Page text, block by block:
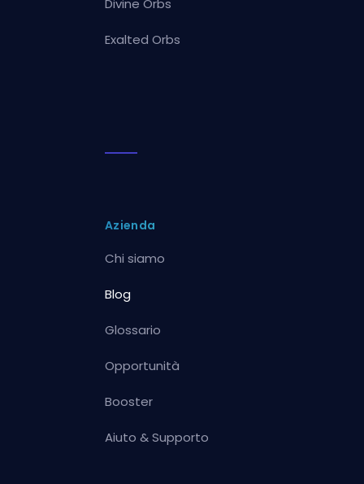
Divine Orbs
Exalted Orbs
Azienda
Chi siamo
Blog
Glossario
Opportunità
Booster
Aiuto & Supporto